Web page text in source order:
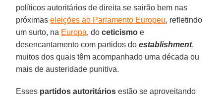
políticos autoritários de direita se sairão bem nas
próximaseleições ao Parlamento Europeu, refletindo
um surto, na Europa, doceticismo e
desencantamento com partidos doestablishment,
muitos dos quais têm acompanhado uma década ou
mais de austeridade punitiva.
Esses partidos autoritários estão se aproveitando